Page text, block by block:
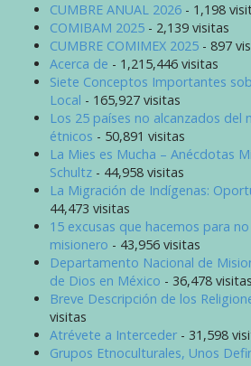
CUMBRE ANUAL 2026 - 1,198
COMIBAM 2025 - 2,139 visitas
CUMBRE COMIMEX 2025 - 897
Acerca de - 1,215,446 visitas
Siete Conceptos Importantes
Local - 165,927 visitas
Los 25 países no alcanzados del
étnicos - 50,891 visitas
La Mies es Mucha – Anécdotas
Schultz - 44,958 visitas
La Migración de Indígenas:
44,473 visitas
15 excusas que hacemos para
misionero - 43,956 visitas
Departamento Nacional de
de Dios en México - 36,478 visitas
Breve Descripción de los
visitas
Atrévete a Interceder - 31,598
Grupos Etnoculturales, Unos